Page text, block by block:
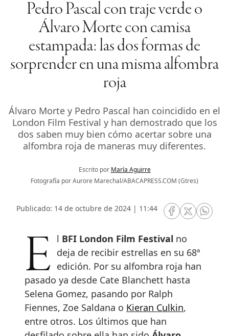
Pedro Pascal con traje verde o
Álvaro Morte con camisa
estampada: las dos formas de
sorprender en una misma alfombra
roja
Álvaro Morte y Pedro Pascal han coincidido en el
London Film Festival y han demostrado que los
dos saben muy bien cómo acertar sobre una
alfombra roja de maneras muy diferentes.
Escrito por María Aguirre
Fotografía por Aurore Marechal/ABACAPRESS.COM (Gtres)
Publicado: 14 de octubre de 2024 | 11:44
RRSS Facebook
RRSSRRSS
El BFI London Film Festival no
deja de recibir estrellas en su 68ª
edición. Por su alfombra roja han
pasado ya desde Cate Blanchett hasta
Selena Gomez, pasando por Ralph
Fiennes, Zoe Saldana o Kieran Culkin,
entre otros. Los últimos que han